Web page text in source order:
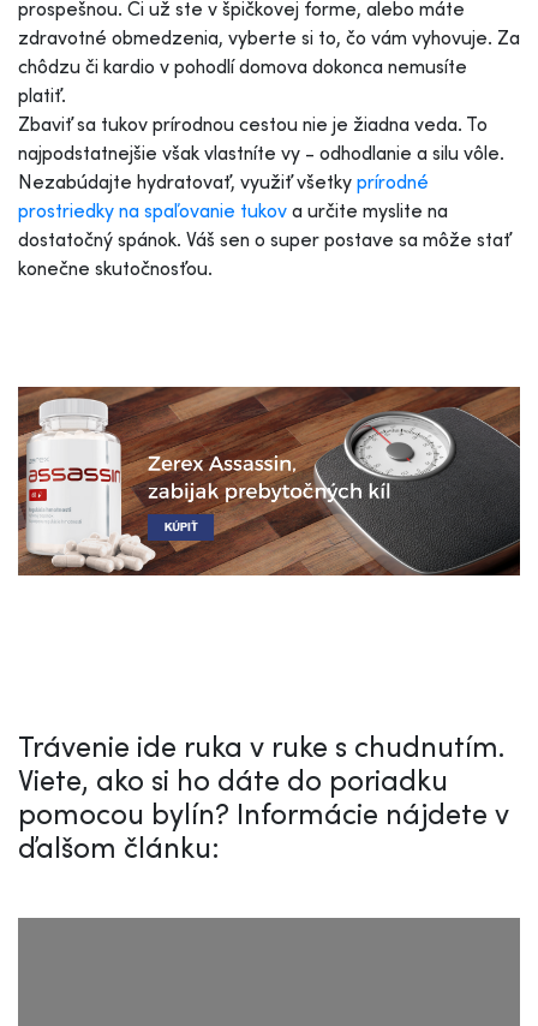
prospešnou. Či už ste v špičkovej forme, alebo máte
zdravotné obmedzenia, vyberte si to, čo vám vyhovuje. Za
chôdzu či kardio v pohodlí domova dokonca nemusíte
platiť.
Zbaviť sa tukov prírodnou cestou nie je žiadna veda. To
najpodstatnejšie však vlastníte vy - odhodlanie a silu vôle.
Nezabúdajte hydratovať, využiť všetky prírodné
prostriedky na spaľovanie tukov a určite myslite na
dostatočný spánok. Váš sen o super postave sa môže stať
konečne skutočnosťou.
Trávenie ide ruka v ruke s chudnutím.
Viete, ako si ho dáte do poriadku
pomocou bylín? Informácie nájdete v
ďalšom článku: